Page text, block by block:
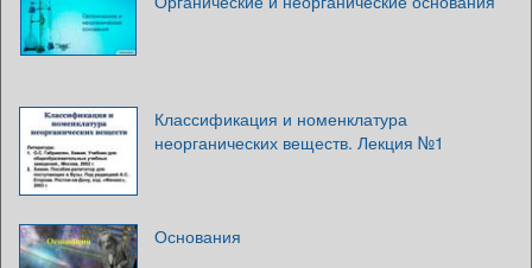
Классификация и номенклатура
неорганических веществ. Лекция №1
Основания